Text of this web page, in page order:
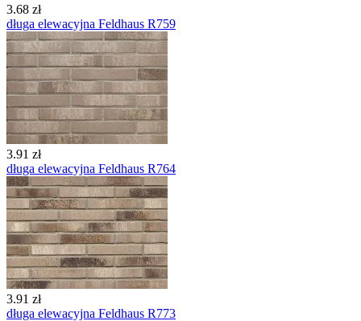
3.68 zł
długa elewacyjna Feldhaus R759
3.91 zł
długa elewacyjna Feldhaus R764
3.91 zł
długa elewacyjna Feldhaus R773